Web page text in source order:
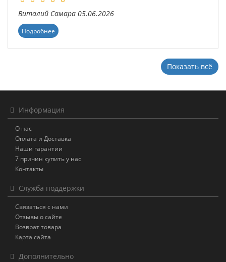
Виталий Самара 05.06.2026
Подробнее
Показать всё
Информация
О нас
Оплата и Доставка
Наши гарантии
7 причин купить у нас
Контакты
Служба поддержки
Связаться с нами
Отзывы о сайте
Возврат товара
Карта сайта
Дополнительно